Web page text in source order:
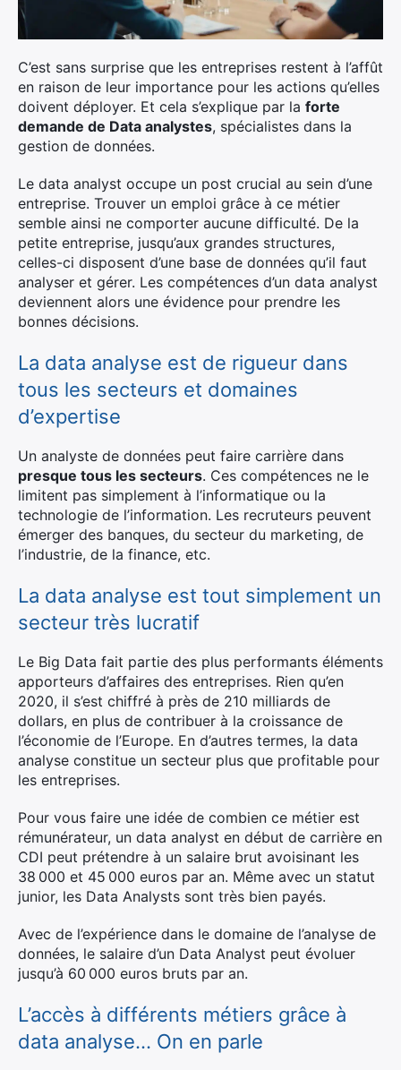
C’est sans surprise que les entreprises restent à l’affût
en raison de leur importance pour les actions qu’elles
doivent déployer. Et cela s’explique par la forte
demande de Data analystes, spécialistes dans la
gestion de données.
Le data analyst occupe un post crucial au sein d’une
entreprise. Trouver un emploi grâce à ce métier
semble ainsi ne comporter aucune difficulté. De la
petite entreprise, jusqu’aux grandes structures,
celles-ci disposent d’une base de données qu’il faut
analyser et gérer. Les compétences d’un data analyst
deviennent alors une évidence pour prendre les
bonnes décisions.
La data analyse est de rigueur dans
tous les secteurs et domaines
d’expertise
Un analyste de données peut faire carrière dans
presque tous les secteurs. Ces compétences ne le
limitent pas simplement à l’informatique ou la
technologie de l’information. Les recruteurs peuvent
émerger des banques, du secteur du marketing, de
l’industrie, de la finance, etc.
La data analyse est tout simplement un
secteur très lucratif
Le Big Data fait partie des plus performants éléments
apporteurs d’affaires des entreprises. Rien qu’en
2020, il s’est chiffré à près de 210 milliards de
dollars, en plus de contribuer à la croissance de
l’économie de l’Europe. En d’autres termes, la data
analyse constitue un secteur plus que profitable pour
les entreprises.
Pour vous faire une idée de combien ce métier est
rémunérateur, un data analyst en début de carrière en
CDI peut prétendre à un salaire brut avoisinant les
38 000 et 45 000 euros par an. Même avec un statut
junior, les Data Analysts sont très bien payés.
Avec de l’expérience dans le domaine de l’analyse de
données, le salaire d’un Data Analyst peut évoluer
jusqu’à 60 000 euros bruts par an.
L’accès à différents métiers grâce à
data analyse… On en parle